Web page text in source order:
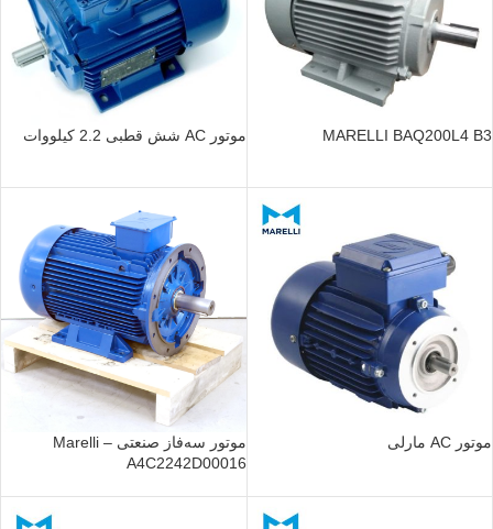
MARELLI BAQ200L4 B3 موتور AC شش قطبی 2.2 کیلووات
موتور AC مارلی
موتور سه‌فاز صنعتی Marelli –
A4C2242D00016